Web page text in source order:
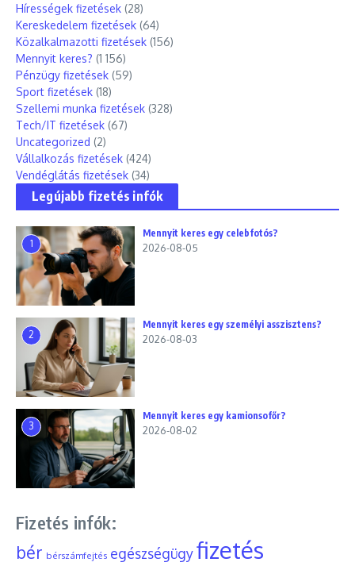
Hírességek fizetések (28)
Kereskedelem fizetések (64)
Közalkalmazotti fizetések (156)
Mennyit keres? (1 156)
Pénzügy fizetések (59)
Sport fizetések (18)
Szellemi munka fizetések (328)
Tech/IT fizetések (67)
Uncategorized (2)
Vállalkozás fizetések (424)
Vendéglátás fizetések (34)
Legújabb fizetés infók
1
Mennyit keres egy celebfotós?
2026-08-05
2
Mennyit keres egy személyi asszisztens?
2026-08-03
3
Mennyit keres egy kamionsofőr?
2026-08-02
Fizetés infók:
bér bérszámfejtés egészségügyfizetés